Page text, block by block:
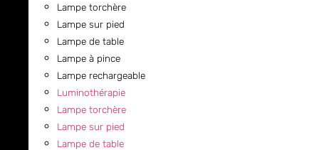
Lampe torchère
Lampe sur pied
Lampe de table
Lampe à pince
Lampe rechargeable
Luminothérapie
Lampe torchère
Lampe sur pied
Lampe de table